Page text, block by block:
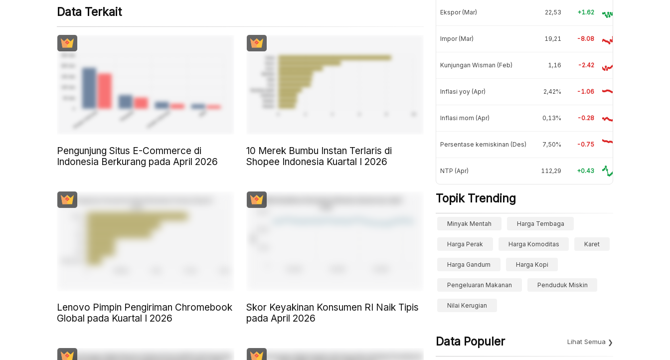
Data Terkait
Pengunjung Situs E-Commerce di
Indonesia Berkurang pada April 2026
10 Merek Bumbu Instan Terlaris di
Shopee Indonesia Kuartal I 2026
Lenovo Pimpin Pengiriman Chromebook
Global pada Kuartal I 2026
Skor Keyakinan Konsumen RI Naik Tipis
pada April 2026
Ekspor (Mar) 22,53 +1.62
Impor (Mar) 19,21 -8.08
Kunjungan Wisman (Feb) 1,16 -2.42
Inflasi yoy (Apr) 2,42% -1.06
Inflasi mom (Apr) 0,13% -0.28
Persentase kemiskinan (Des) 7,50% -0.75
NTP (Apr) 112,29 +0.43
Topik Trending
Minyak Mentah Harga Tembaga
Harga Perak Harga Komoditas Karet
Harga Gandum Harga Kopi
Pengeluaran Makanan Penduduk Miskin
Nilai Kerugian
Data Populer Lihat Semua